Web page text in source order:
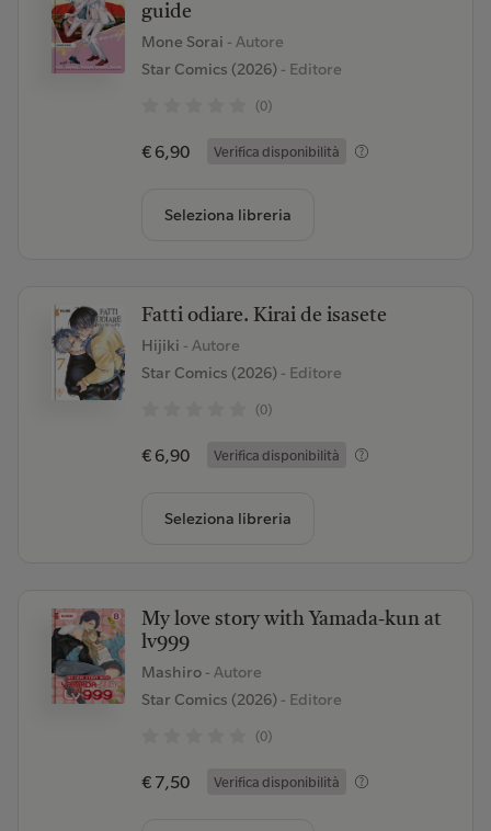
guide
Mone Sorai - Autore
Star Comics (2026)- Editore
(0)
€ 6,90 Verifica disponibilità
Seleziona libreria
Fatti odiare. Kirai de isasete
Hijiki - Autore
Star Comics (2026)- Editore
(0)
€ 6,90 Verifica disponibilità
Seleziona libreria
My love story with Yamada-kun at
lv999
Mashiro - Autore
Star Comics (2026)- Editore
(0)
€ 7,50 Verifica disponibilità